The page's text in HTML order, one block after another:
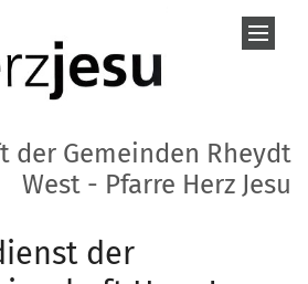
der Gemeinden Rheydt
West - Pfarre Herz Jesu
der